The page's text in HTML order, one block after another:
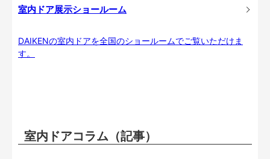
室内ドア展示ショールーム
DAIKENの室内ドアを全国のショールームでご覧いただけま
す。
室内ドアコラム（記事）